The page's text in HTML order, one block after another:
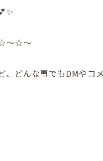
〜☆〜
、どんな事でもDMやコ